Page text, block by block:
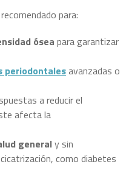
para:
ósea para garantizar
periodontalesavanzadas o
a reducir el
afecta la
generaly sin
como diabetes